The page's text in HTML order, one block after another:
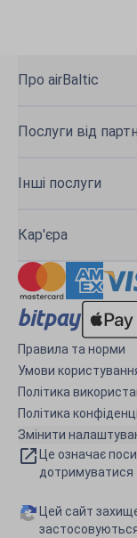
Про airBaltic
Послуги від
Інші послуги
Кар'єра
Правила та норми
Умови
Політика
Політика
Змінити
Це означає
дотримуватися
Цей сайт